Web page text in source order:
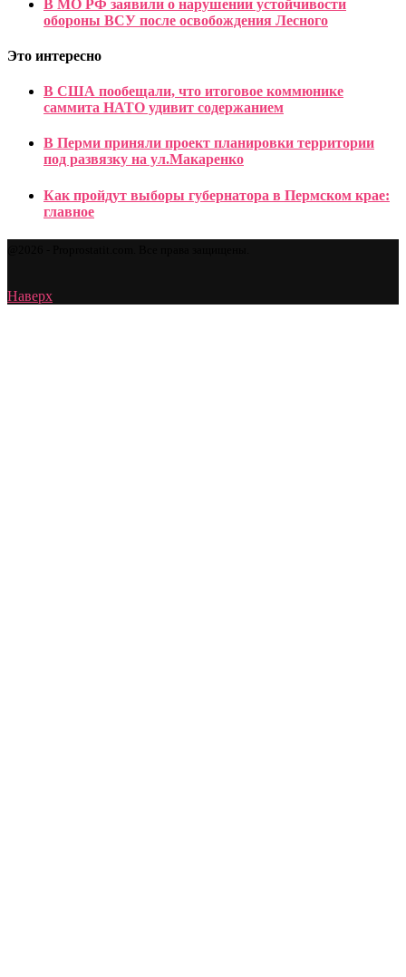
В МО РФ заявили о нарушении устойчивости
обороны ВСУ после освобождения Лесного
Это интересно
В США пообещали, что итоговое коммюнике
саммита НАТО удивит содержанием
В Перми приняли проект планировки территории
под развязку на ул.Макаренко
Как пройдут выборы губернатора в Пермском крае:
главное
Наверх